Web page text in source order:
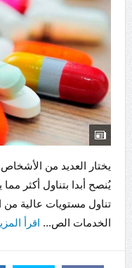
يختار العديد من
يُنصح أبدا بتناول أكثر
تناول مستويات عالية
الخدمات الص... اقرأ